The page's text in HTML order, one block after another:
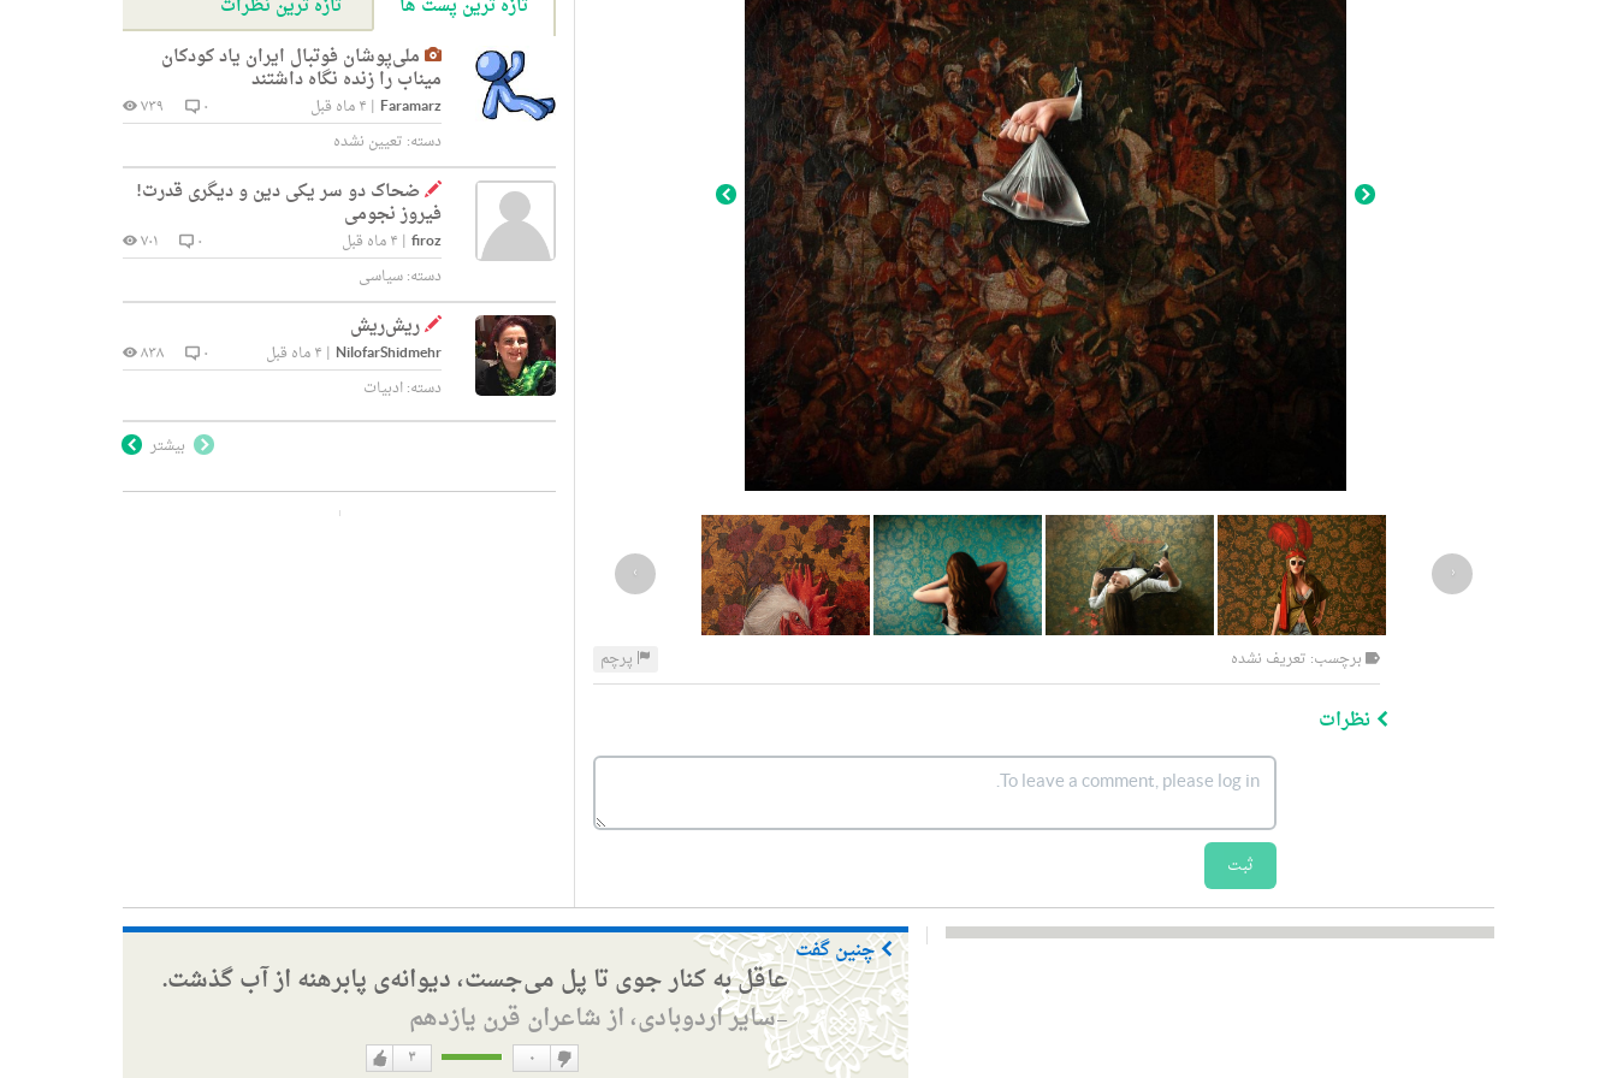
‹
›
برچسب: تعریف نشده پرچم
نظرات
ثبت
تازه ترین پست ها
تازه ترین نظرات
ملی‌پوشان فوتبال ایران یاد کودکان
میناب را زنده نگاه داشتند
Faramarz
| ۴ ماه قبل ۰
۷۳۹
دسته: تعیین نشده
ضحاک دو سر یکی دین و دیگری قدرت!
فیروز نجومی
firoz
| ۴ ماه قبل ۰
۷۰۱
دسته:سیاسی
ریش‌ریش
NilofarShidmehr
| ۴ ماه قبل ۰
۸۳۸
دسته:ادبیات
بیشتر
چنین گفت
عاقل به کنار جوی تا پل می‌جست، دیوانه‌ی پابرهنه از آب گذشت.
—سایر اردوبادی، از شاعران قرن یازدهم
۳ ۰